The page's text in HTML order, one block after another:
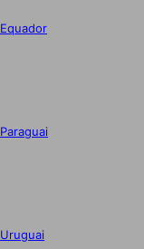
Equador
Paraguai
Uruguai